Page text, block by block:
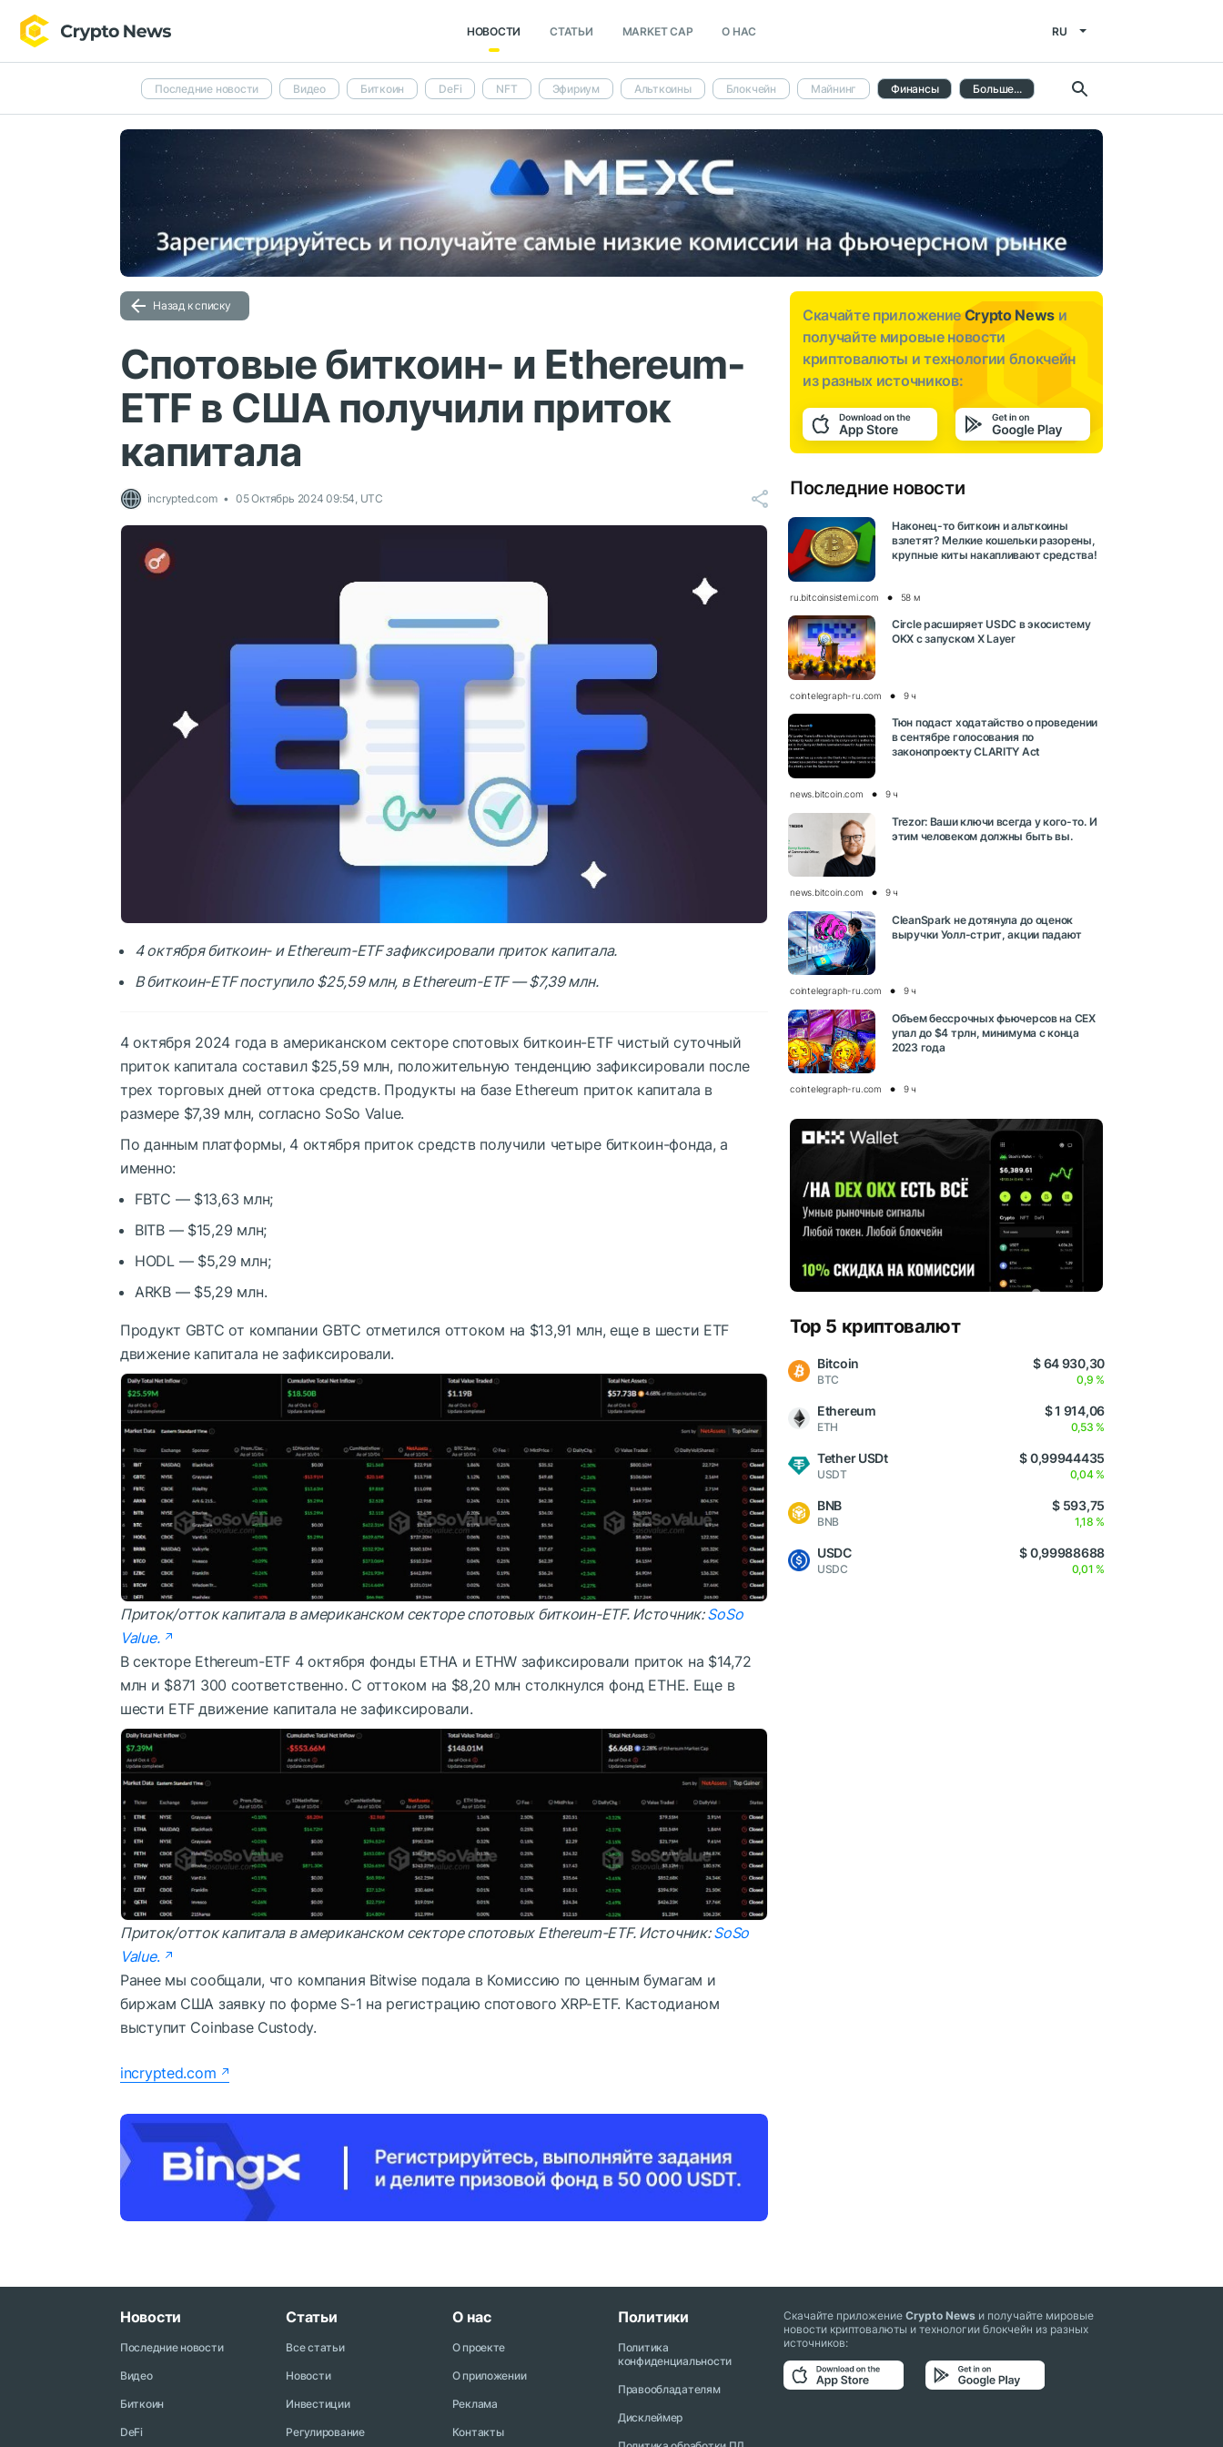
НОВОСТИ СТАТЬИ MARKET CAP О НАС RU
Последние новости Видео Биткоин DeFi NFT Эфириум Альткоины Блокчейн Майнинг Финансы Больше...
Назад к списку
Спотовые биткоин- и Ethereum-
ETF в США получили приток
капитала
incrypted.com 05 Октябрь 2024 09:54, UTC
4 октября биткоин- и Ethereum-ETF зафиксировали приток капитала.
В биткоин-ETF поступило $25,59 млн, в Ethereum-ETF — $7,39 млн.
4 октября 2024 года в американском секторе спотовых биткоин-ETF чистый суточный
приток капитала составил $25,59 млн, положительную тенденцию зафиксировали после
трех торговых дней оттока средств. Продукты на базе Ethereum приток капитала в
размере $7,39 млн, согласно SoSo Value.
По данным платформы, 4 октября приток средств получили четыре биткоин-фонда, а
именно:
FBTC — $13,63 млн;
BITB — $15,29 млн;
HODL — $5,29 млн;
ARKB — $5,29 млн.
Продукт GBTC от компании GBTC отметился оттоком на $13,91 млн, еще в шести ETF
движение капитала не зафиксировали.
Приток/отток капитала в американском секторе спотовых биткоин-ETF. Источник:SoSo
Value.
В секторе Ethereum-ETF 4 октября фонды ETHA и ETHW зафиксировали приток на $14,72
млн и $871 300 соответственно. С оттоком на $8,20 млн столкнулся фонд ETHE. Еще в
шести ETF движение капитала не зафиксировали.
Приток/отток капитала в американском секторе спотовых Ethereum-ETF. Источник:SoSo
Value.
Ранее мы сообщали, что компания Bitwise подала в Комиссию по ценным бумагам и
биржам США заявку по форме S-1 на регистрацию спотового XRP-ETF. Кастодианом
выступит Coinbase Custody.
incrypted.com
Скачайте приложениеCrypto News и
получайте мировые новости
криптовалюты и технологии блокчейн
из разных источников:
Последние новости
Наконец-то биткоин и альткоины
взлетят? Мелкие кошельки разорены,
крупные киты накапливают средства!
ru.bitcoinsistemi.com 58 м
Circle расширяет USDC в экосистему
OKX с запуском X Layer
cointelegraph-ru.com 9 ч
Тюн подаст ходатайство о проведении
в сентябре голосования по
законопроекту CLARITY Act
news.bitcoin.com 9 ч
Trezor: Ваши ключи всегда у кого-то. И
этим человеком должны быть вы.
news.bitcoin.com 9 ч
CleanSpark не дотянула до оценок
выручки Уолл-стрит, акции падают
cointelegraph-ru.com 9 ч
Объем бессрочных фьючерсов на CEX
упал до $4 трлн, минимума с конца
2023 года
cointelegraph-ru.com 9 ч
Top 5 криптовалют
Bitcoin
BTC
$ 64 930,30
0,9 %
Ethereum
ETH
$ 1 914,06
0,53 %
Tether USDt
USDT
$ 0,99944435
0,04 %
BNB
BNB
$ 593,75
1,18 %
USDC
USDC
$ 0,99988688
0,01 %
Новости
Последние новости
Видео
Биткоин
DeFi
Статьи
Все статьи
Новости
Инвестиции
Регулирование
О нас
О проекте
О приложении
Реклама
Контакты
Политики
Политика
конфиденциальности
Правообладателям
Дисклеймер
Скачайте приложениеCrypto News и получайте мировые
новости криптовалюты и технологии блокчейн из разных
источников: